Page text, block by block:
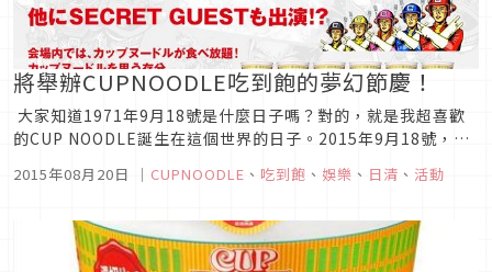
將舉辦CUPNOODLE吃到飽的夢幻節慶！
大家知道1971年9月18號是什麼日子嗎？對的，就是我超喜歡
的CUP NOODLE誕生在這個世界的日子。2015年9月18號，是
只有一天的夢幻節慶！『STAY HOT FES BOILED BY CUP
2015年08月20日 ｜ CUPNOODLE 、 吃到飽 、 娛樂 、 日清 、 活動